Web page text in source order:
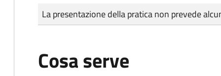
Tipo di pagamento
Importo
La presentazione della pratica non prevede
Cosa serve